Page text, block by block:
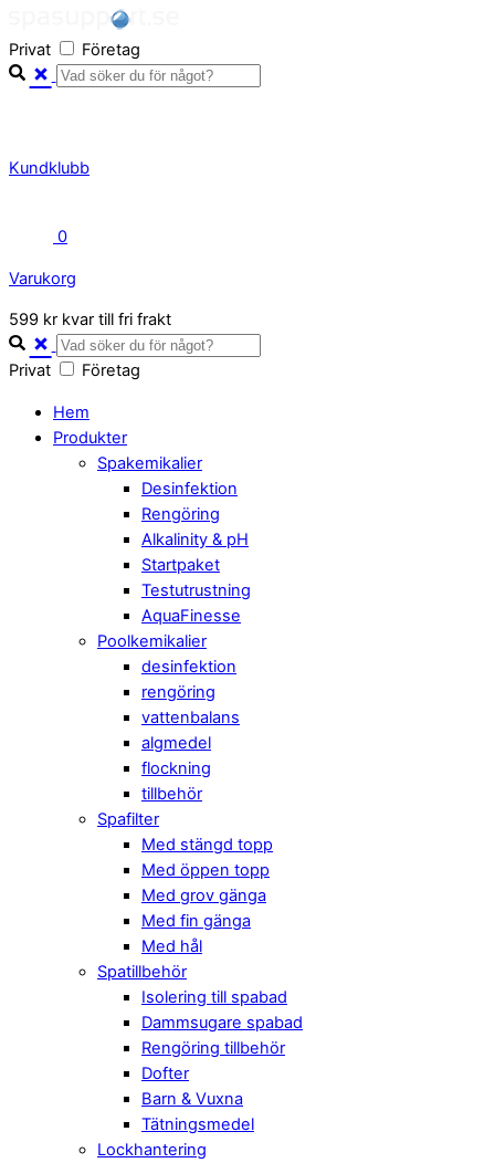
to
content
Privat Företag
Kundklubb
0
Varukorg
Close
Cart
599 kr kvar till fri frakt
Privat Företag
Hem
Produkter
Spakemikalier
Desinfektion
Rengöring
Alkalinity & pH
Startpaket
Testutrustning
AquaFinesse
Poolkemikalier
desinfektion
rengöring
vattenbalans
algmedel
flockning
tillbehör
Spafilter
Med stängd topp
Med öppen topp
Med grov gänga
Med fin gänga
Med hål
Spatillbehör
Isolering till spabad
Dammsugare spabad
Rengöring tillbehör
Dofter
Barn & Vuxna
Tätningsmedel
Lockhantering